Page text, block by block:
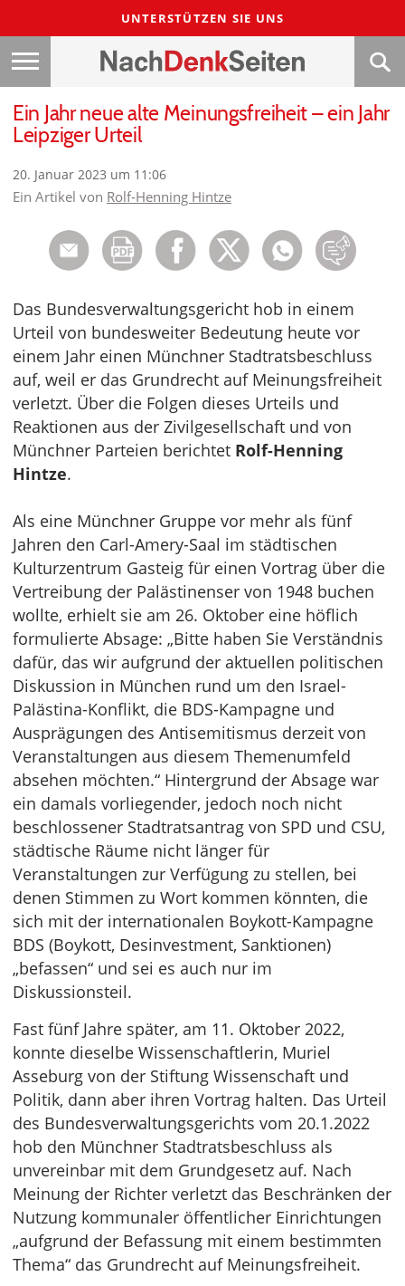
UNTERSTÜTZEN SIE UNS
Ein Jahr neue alte Meinungsfreiheit – ein Jahr
Leipziger Urteil
20. Januar 2023 um 11:06
Ein Artikel von Rolf-Henning Hintze
Das Bundesverwaltungsgericht hob in einem
Urteil von bundesweiter Bedeutung heute vor
einem Jahr einen Münchner Stadtratsbeschluss
auf, weil er das Grundrecht auf Meinungsfreiheit
verletzt. Über die Folgen dieses Urteils und
Reaktionen aus der Zivilgesellschaft und von
Münchner Parteien berichtet Rolf-Henning
Hintze.
Als eine Münchner Gruppe vor mehr als fünf
Jahren den Carl-Amery-Saal im städtischen
Kulturzentrum Gasteig für einen Vortrag über die
Vertreibung der Palästinenser von 1948 buchen
wollte, erhielt sie am 26. Oktober eine höflich
formulierte Absage: „Bitte haben Sie Verständnis
dafür, das wir aufgrund der aktuellen politischen
Diskussion in München rund um den Israel-
Palästina-Konflikt, die BDS-Kampagne und
Ausprägungen des Antisemitismus derzeit von
Veranstaltungen aus diesem Themenumfeld
absehen möchten.“ Hintergrund der Absage war
ein damals vorliegender, jedoch noch nicht
beschlossener Stadtratsantrag von SPD und CSU,
städtische Räume nicht länger für
Veranstaltungen zur Verfügung zu stellen, bei
denen Stimmen zu Wort kommen könnten, die
sich mit der internationalen Boykott-Kampagne
BDS (Boykott, Desinvestment, Sanktionen)
„befassen“ und sei es auch nur im
Diskussionsteil.
Fast fünf Jahre später, am 11. Oktober 2022,
konnte dieselbe Wissenschaftlerin, Muriel
Asseburg von der Stiftung Wissenschaft und
Politik, dann aber ihren Vortrag halten. Das Urteil
des Bundesverwaltungsgerichts vom 20.1.2022
hob den Münchner Stadtratsbeschluss als
unvereinbar mit dem Grundgesetz auf. Nach
Meinung der Richter verletzt das Beschränken der
Nutzung kommunaler öffentlicher Einrichtungen
„aufgrund der Befassung mit einem bestimmten
Thema“ das Grundrecht auf Meinungsfreiheit.